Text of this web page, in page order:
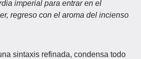
imperial para entrar en el
regreso con el aroma del incienso
sintaxis refinada, condensa todo